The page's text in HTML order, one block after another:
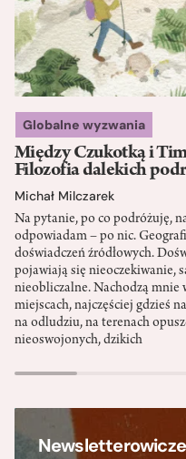
Globalne wyzwania
Między Czukotką i
Filozofia dalekich
Michał Milczarek
Na pytanie, po co podróżuję,
odpowiadam – po nic.
doświadczeń źródłowych.
pojawiają się nieoczekiwanie,
nieobliczalne. Nachodzą mnie
miejscach, najczęściej gdzieś
na odludziu, na terenach
nieoswojonych, dzikich